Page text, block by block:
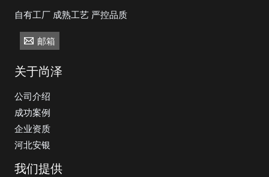
自有工厂 成熟工艺 严控品质
邮箱
关于尚泽
公司介绍
成功案例
企业资质
河北安银
我们提供